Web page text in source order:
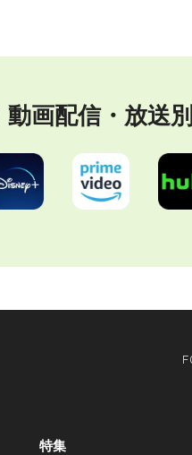
動画配信・放送
特集